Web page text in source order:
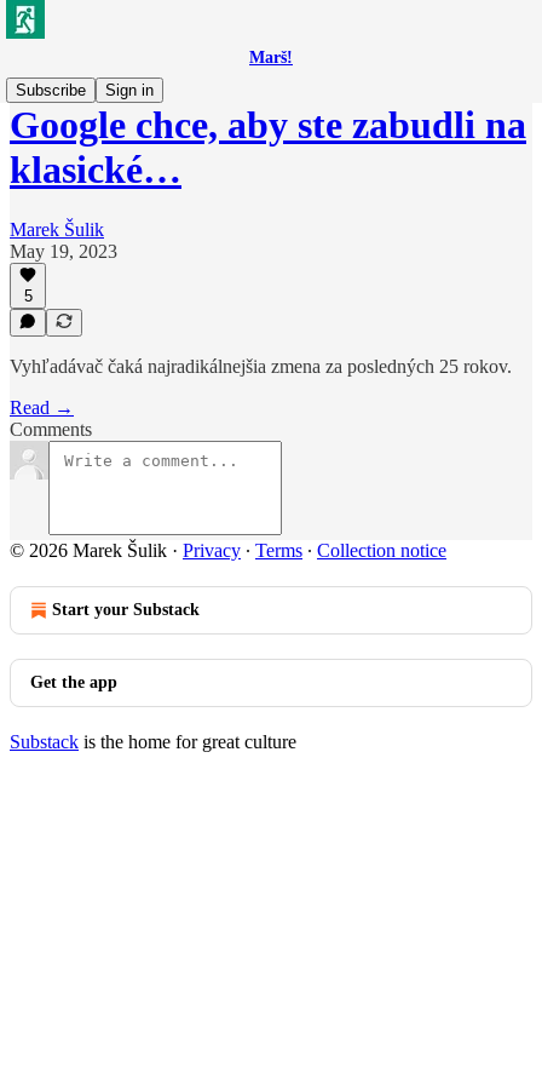
Marš!
Subscribe
Sign in
Google chce, aby ste zabudli na
klasické…
Marek Šulik
May 19, 2023
5
Vyhľadávač čaká najradikálnejšia zmena za posledných 25 rokov.
Read →
Comments
© 2026 Marek Šulik · Privacy ∙ Terms ∙ Collection notice
Start your Substack
Get the app
Substack is the home for great culture